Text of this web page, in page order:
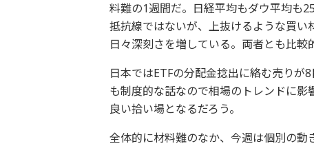
料難の1週間だ。日経平均もダウ平均も
抵抗線ではないが、上抜けるような買
日々深刻さを増している。両者とも比較
日本ではETFの分配金捻出に絡む売りが
も制度的な話なので相場のトレンドに
良い拾い場となるだろう。
全体的に材料難のなか、今週は個別の